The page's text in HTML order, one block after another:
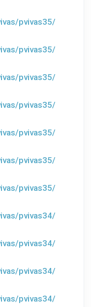
pvivas35/
pvivas35/
pvivas35/
pvivas35/
pvivas35/
pvivas35/
pvivas35/
pvivas34/
pvivas34/
pvivas34/
pvivas34/